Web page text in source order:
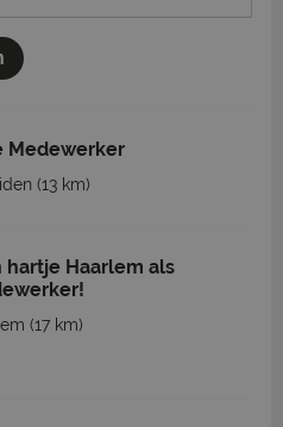
Medewerker
(13 km)
hartje Haarlem als
(17 km)